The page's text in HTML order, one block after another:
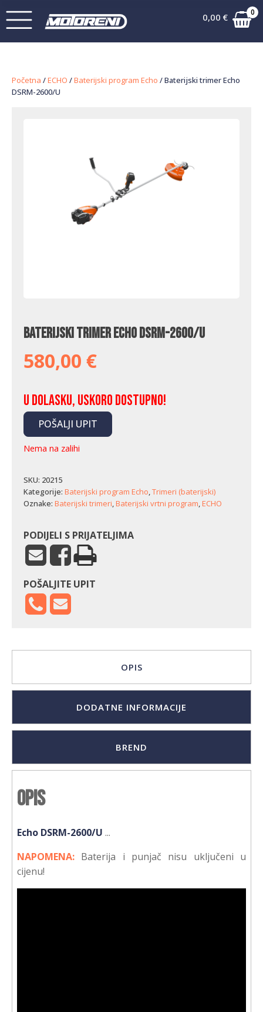
0,00 € 0
Početna /ECHO /Baterijski program Echo / Baterijski trimer Echo
DSRM-2600/U
Baterijski trimer Echo DSRM-2600/U
580,00 €
U dolasku, uskoro dostupno!
POŠALJI UPIT
Nema na zalihi
SKU: 20215
Kategorije: Baterijski program Echo,Trimeri (baterijski)
Oznake: Baterijski trimeri,Baterijski vrtni program,ECHO
PODIJELI S PRIJATELJIMA
POŠALJITE UPIT
OPIS
DODATNE INFORMACIJE
BREND
Opis
Echo DSRM-2600/U ...
NAPOMENA: Baterija i punjač nisu uključeni u
cijenu!